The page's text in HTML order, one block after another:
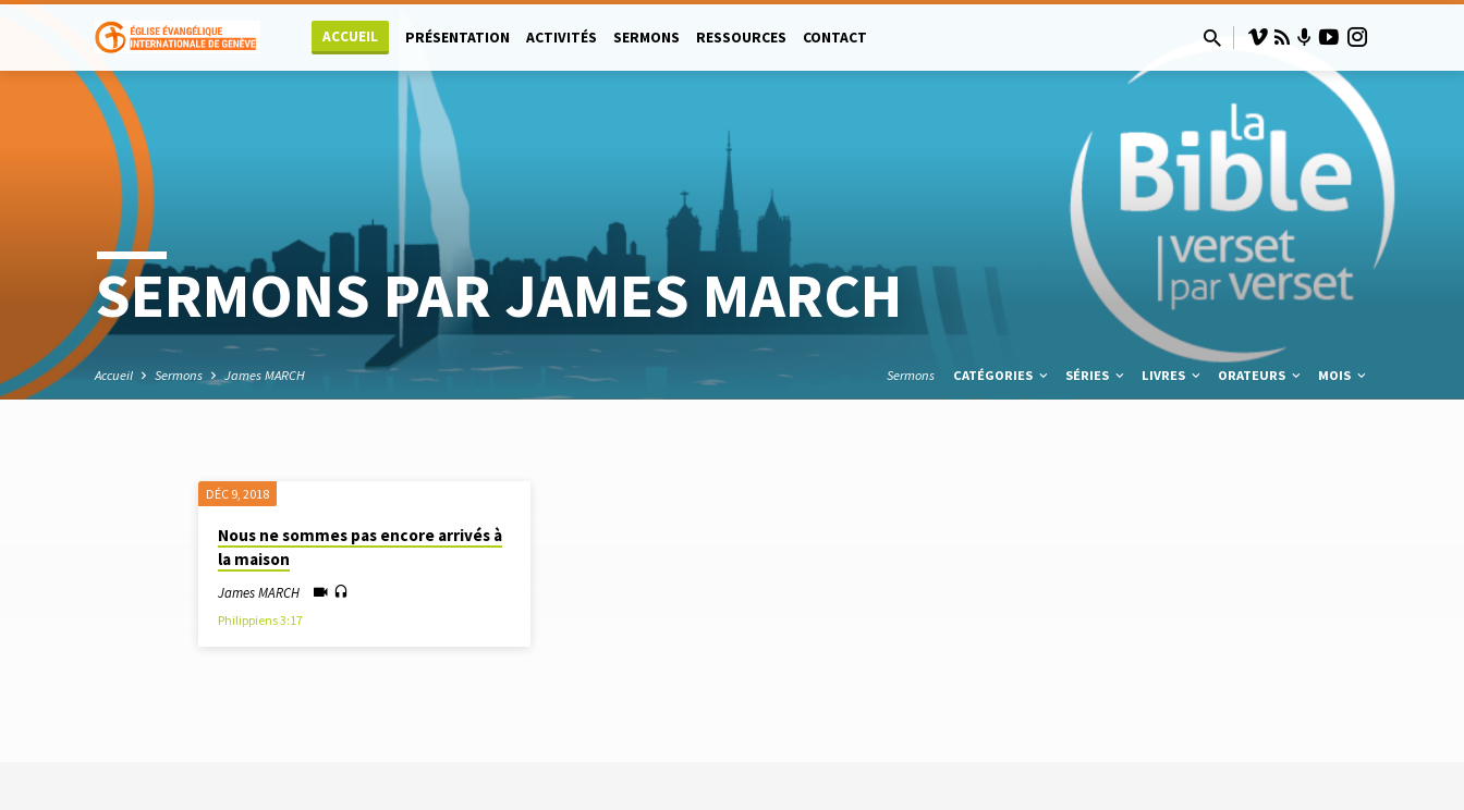
ACCUEIL PRÉSENTATION ACTIVITÉS SERMONS RESSOURCES CONTACT
SERMONS PAR JAMES MARCH
Accueil Sermons James MARCH Sermons CATÉGORIES SÉRIES LIVRES ORATEURS MOIS
SERMONS
JAMES
DÉC 9, 2018
Nous ne sommes pas encore arrivés à
la maison
James MARCH
Philippiens 3:17